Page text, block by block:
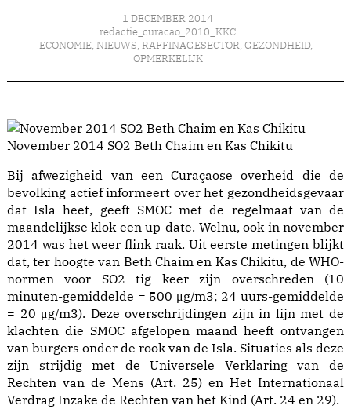
1 DECEMBER 2014
redactie_curacao_2010_KKC
ECONOMIE, NIEUWS, RAFFINAGESECTOR, GEZONDHEID,
OPMERKELIJK
November 2014 SO2 Beth Chaim en Kas Chikitu
Bij afwezigheid van een Curaçaose overheid die de
bevolking actief informeert over het gezondheidsgevaar
dat Isla heet, geeft SMOC met de regelmaat van de
maandelijkse klok een up-date. Welnu, ook in november
2014 was het weer flink raak. Uit eerste metingen blijkt
dat, ter hoogte van Beth Chaim en Kas Chikitu, de WHO-
normen voor SO2 tig keer zijn overschreden (10
minuten-gemiddelde = 500 μg/m3; 24 uurs-gemiddelde
= 20 μg/m3). Deze overschrijdingen zijn in lijn met de
klachten die SMOC afgelopen maand heeft ontvangen
van burgers onder de rook van de Isla. Situaties als deze
zijn strijdig met de Universele Verklaring van de
Rechten van de Mens (Art. 25) en Het Internationaal
Verdrag Inzake de Rechten van het Kind (Art. 24 en 29).